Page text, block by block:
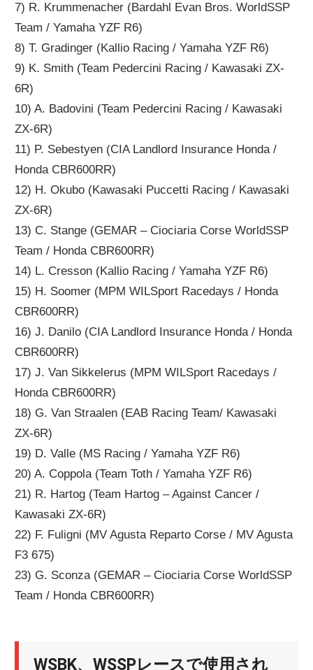
7) R. Krummenacher (Bardahl Evan Bros. WorldSSP
Team / Yamaha YZF R6)
8) T. Gradinger (Kallio Racing / Yamaha YZF R6)
9) K. Smith (Team Pedercini Racing / Kawasaki ZX-
6R)
10) A. Badovini (Team Pedercini Racing / Kawasaki
ZX-6R)
11) P. Sebestyen (CIA Landlord Insurance Honda /
Honda CBR600RR)
12) H. Okubo (Kawasaki Puccetti Racing / Kawasaki
ZX-6R)
13) C. Stange (GEMAR – Ciociaria Corse WorldSSP
Team / Honda CBR600RR)
14) L. Cresson (Kallio Racing / Yamaha YZF R6)
15) H. Soomer (MPM WILSport Racedays / Honda
CBR600RR)
16) J. Danilo (CIA Landlord Insurance Honda / Honda
CBR600RR)
17) J. Van Sikkelerus (MPM WILSport Racedays /
Honda CBR600RR)
18) G. Van Straalen (EAB Racing Team/ Kawasaki
ZX-6R)
19) D. Valle (MS Racing / Yamaha YZF R6)
20) A. Coppola (Team Toth / Yamaha YZF R6)
21) R. Hartog (Team Hartog – Against Cancer /
Kawasaki ZX-6R)
22) F. Fuligni (MV Agusta Reparto Corse / MV Agusta
F3 675)
23) G. Sconza (GEMAR – Ciociaria Corse WorldSSP
Team / Honda CBR600RR)
WSBK、WSSPレースで使用され